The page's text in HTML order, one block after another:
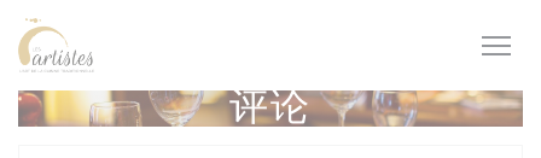
Cookie管理面板
评论